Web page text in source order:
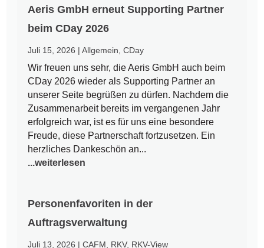
Aeris GmbH erneut Supporting Partner
beim CDay 2026
Juli 15, 2026 |Allgemein ,CDay
Wir freuen uns sehr, die Aeris GmbH auch beim
CDay 2026 wieder als Supporting Partner an
unserer Seite begrüßen zu dürfen. Nachdem die
Zusammenarbeit bereits im vergangenen Jahr
erfolgreich war, ist es für uns eine besondere
Freude, diese Partnerschaft fortzusetzen. Ein
herzliches Dankeschön an...
...weiterlesen
Personenfavoriten in der
Auftragsverwaltung
Juli 13, 2026 |CAFM RKV, RKV-View